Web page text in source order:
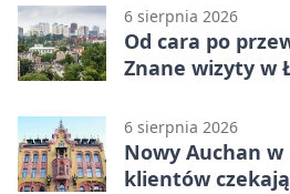
6 sierpnia 2026
Od cara po
Znane wizyty w
6 sierpnia 2026
Nowy Auchan w
klientów